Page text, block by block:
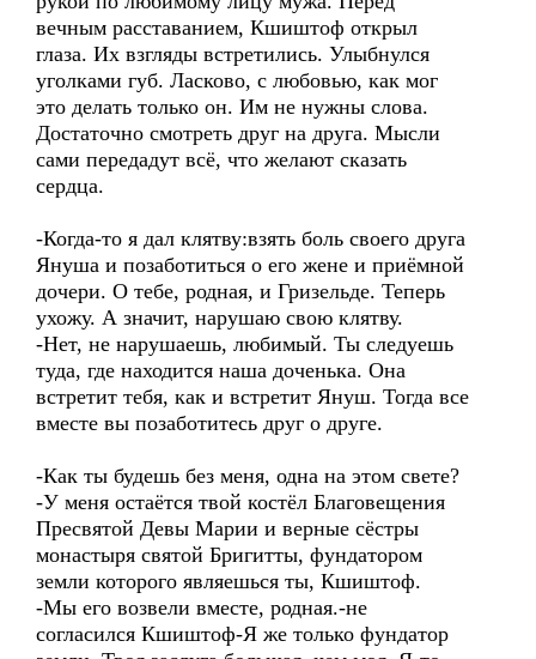
вечным расставанием, Кшиштоф открыл
глаза. Их взгляды встретились. Улыбнулся
уголками губ. Ласково, с любовью, как мог
это делать только он. Им не нужны слова.
Достаточно смотреть друг на друга. Мысли
сами передадут всё, что желают сказать
сердца.
-Когда-то я дал клятву:взять боль своего друга
Януша и позаботиться о его жене и приёмной
дочери. О тебе, родная, и Гризельде. Теперь
ухожу. А значит, нарушаю свою клятву.
-Нет, не нарушаешь, любимый. Ты следуешь
туда, где находится наша доченька. Она
встретит тебя, как и встретит Януш. Тогда все
вместе вы позаботитесь друг о друге.
-Как ты будешь без меня, одна на этом свете?
-У меня остаётся твой костёл Благовещения
Пресвятой Девы Марии и верные сёстры
монастыря святой Бригитты, фундатором
земли которого являешься ты, Кшиштоф.
-Мы его возвели вместе, родная.-не
согласился Кшиштоф-Я же только фундатор